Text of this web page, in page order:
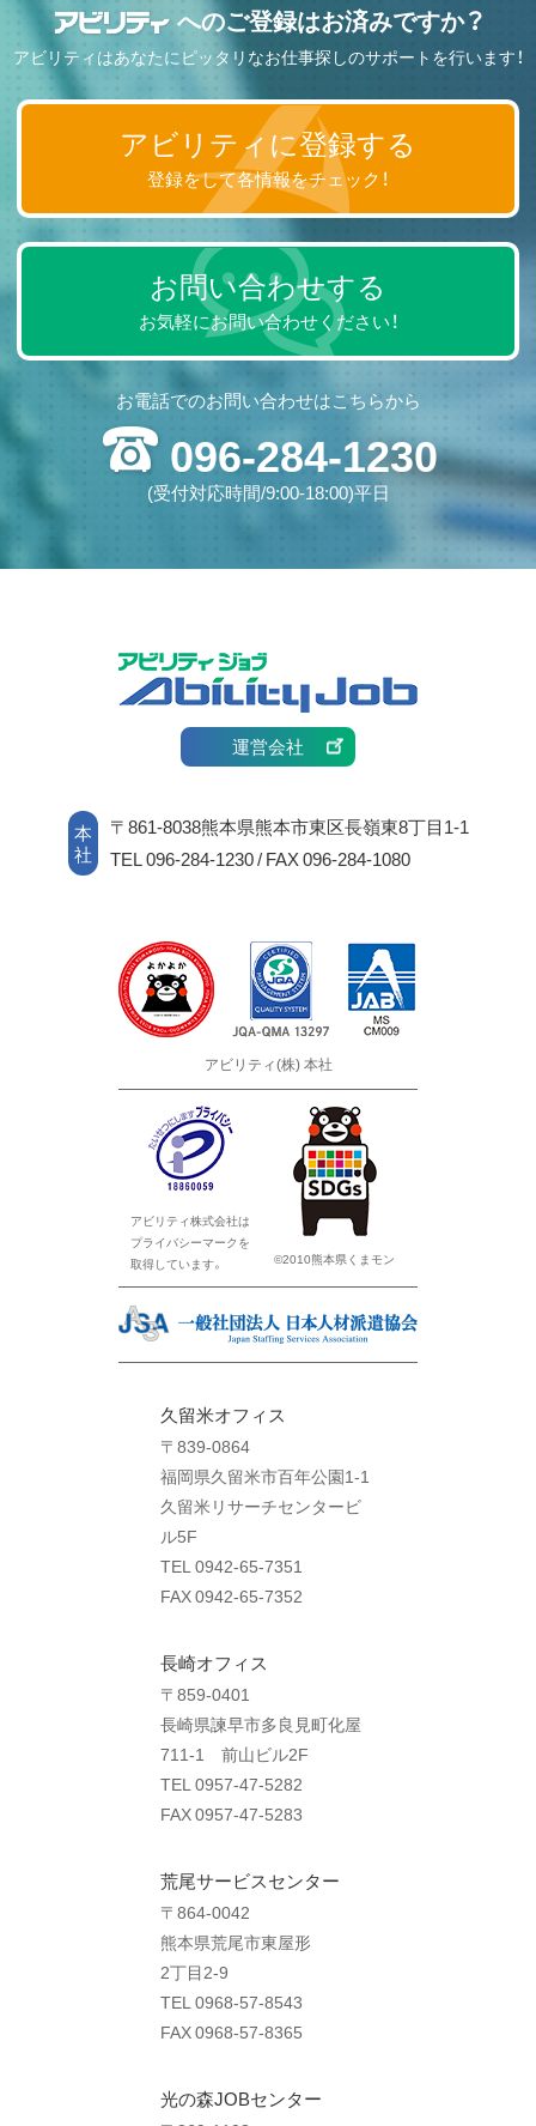
へのご登録はお済みですか？
アビリティはあなたにピッタリなお仕事探しのサポートを行います！
アビリティに登録する
登録をして各情報をチェック！
お問い合わせする
お気軽にお問い合わせください！
お電話でのお問い合わせはこちらから
096-284-1230
(受付対応時間/9:00-18:00)平日
運営会社
本
社
〒861-8038熊本県熊本市東区長嶺東8丁目1-1
TEL 096-284-1230 / FAX 096-284-1080
アビリティ(株) 本社
アビリティ株式会社は
プライバシーマークを
取得しています。
©2010熊本県くまモン
久留米オフィス
〒839-0864
福岡県久留米市百年公園1-1
久留米リサーチセンタービ
ル5F
TEL 0942-65-7351
FAX 0942-65-7352
長崎オフィス
〒859-0401
長崎県諫早市多良見町化屋
711-1 前山ビル2F
TEL 0957-47-5282
FAX 0957-47-5283
荒尾サービスセンター
〒864-0042
熊本県荒尾市東屋形
2丁目2-9
TEL 0968-57-8543
FAX 0968-57-8365
光の森JOBセンター